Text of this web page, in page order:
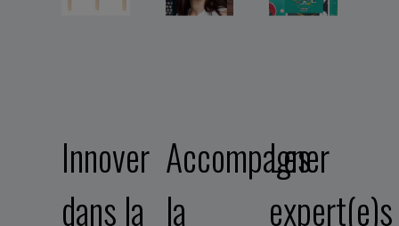
Innover
dans la
Accompagner
la
Les
expert(e)s